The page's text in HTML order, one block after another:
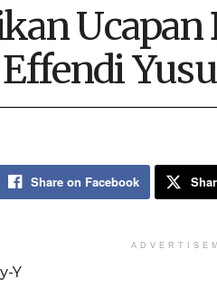
Share on Facebook